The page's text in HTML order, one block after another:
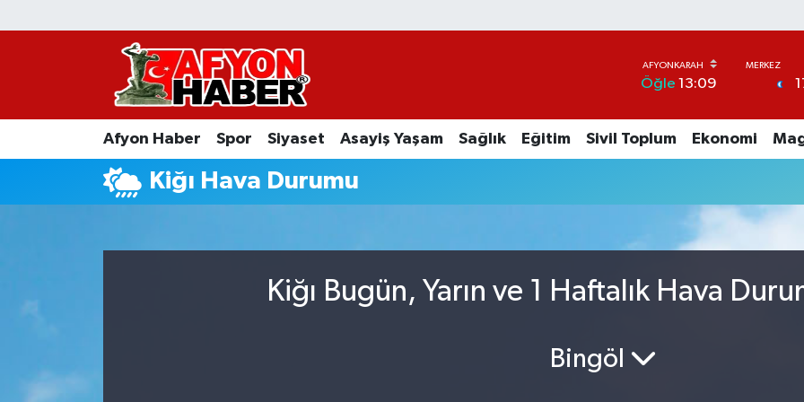
Öğle 13:09
Afyon Haber Spor Siyaset Asayiş Yaşam Sağlık Eğitim Sivil Toplum Ekonomi
Kiğı Hava Durumu
Kiğı Bugün, Yarın ve 1 Haftalık Hava
Bingöl
Afyon Haber
Spor
Asayiş Yaşam